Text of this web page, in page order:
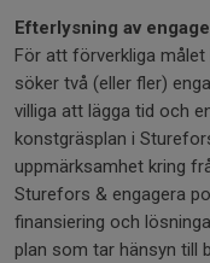
Efterlysning av
För att förverkliga
söker två (eller fler)
villiga att lägga tid och
konstgräsplan i
uppmärksamhet kring
Sturefors & engagera
finansiering och
plan som tar hänsyn till